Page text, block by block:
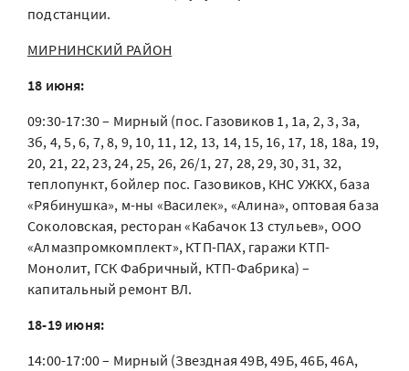
подстанции.
МИРНИНСКИЙ РАЙОН
18 июня:
09:30-17:30 – Мирный (пос. Газовиков 1, 1а, 2, 3, 3а,
3б, 4, 5, 6, 7, 8, 9, 10, 11, 12, 13, 14, 15, 16, 17, 18, 18а, 19,
20, 21, 22, 23, 24, 25, 26, 26/1, 27, 28, 29, 30, 31, 32,
теплопункт, бойлер пос. Газовиков, КНС УЖКХ, база
«Рябинушка», м-ны «Василек», «Алина», оптовая база
Соколовская, ресторан «Кабачок 13 стульев», ООО
«Алмазпромкомплект», КТП-ПАХ, гаражи КТП-
Монолит, ГСК Фабричный, КТП-Фабрика) –
капитальный ремонт ВЛ.
18-19 июня:
14:00-17:00 – Мирный (Звездная 49В, 49Б, 46Б, 46А,